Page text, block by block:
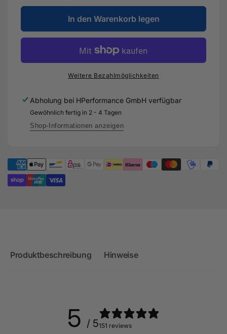
Menge
für
KW
V3
Gewindefahrwerk
für
Audi
die
Menge
für
KW
Gewindefahrwerk
für
8J
In den Warenkorb legen
Weitere Bezahlmöglichkeiten
Abholung bei HPerformance GmbH verfügbar
Gewöhnlich fertig in 2 - 4 Tagen
Shop-Informationen anzeigen
Produktbeschreibung Hinweise
5 / 5151 reviews